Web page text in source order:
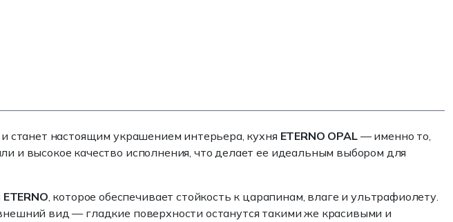
станет настоящим украшением интерьера, кухня ETERNO OPAL— именно то,
и высокое качество исполнения, что делает ее идеальным выбором для
ETERNO, которое обеспечивает стойкость к царапинам, влаге и ультрафиолету.
вид — гладкие поверхности останутся такими же красивыми и